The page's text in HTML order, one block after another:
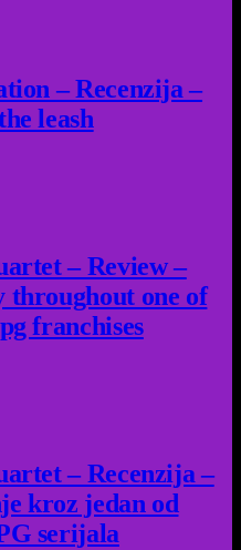
– Recenzija –
leash
– Review –
one of
franchises
– Recenzija –
kroz jedan od
serijala